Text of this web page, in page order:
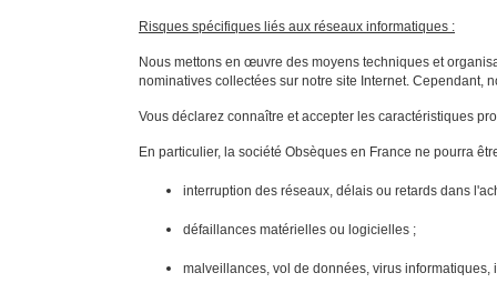
Risques spécifiques liés aux réseaux informatiques :
Nous mettons en œuvre des moyens techniques et
nominatives collectées sur notre site Internet. Cependant,
Vous déclarez connaître et accepter les caractéristiques
En particulier, la société Obsèques en France ne pourra
interruption des réseaux, délais ou retards dans
défaillances matérielles ou logicielles ;
malveillances, vol de données, virus